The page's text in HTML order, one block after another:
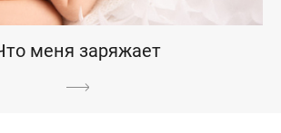
меня заряжает